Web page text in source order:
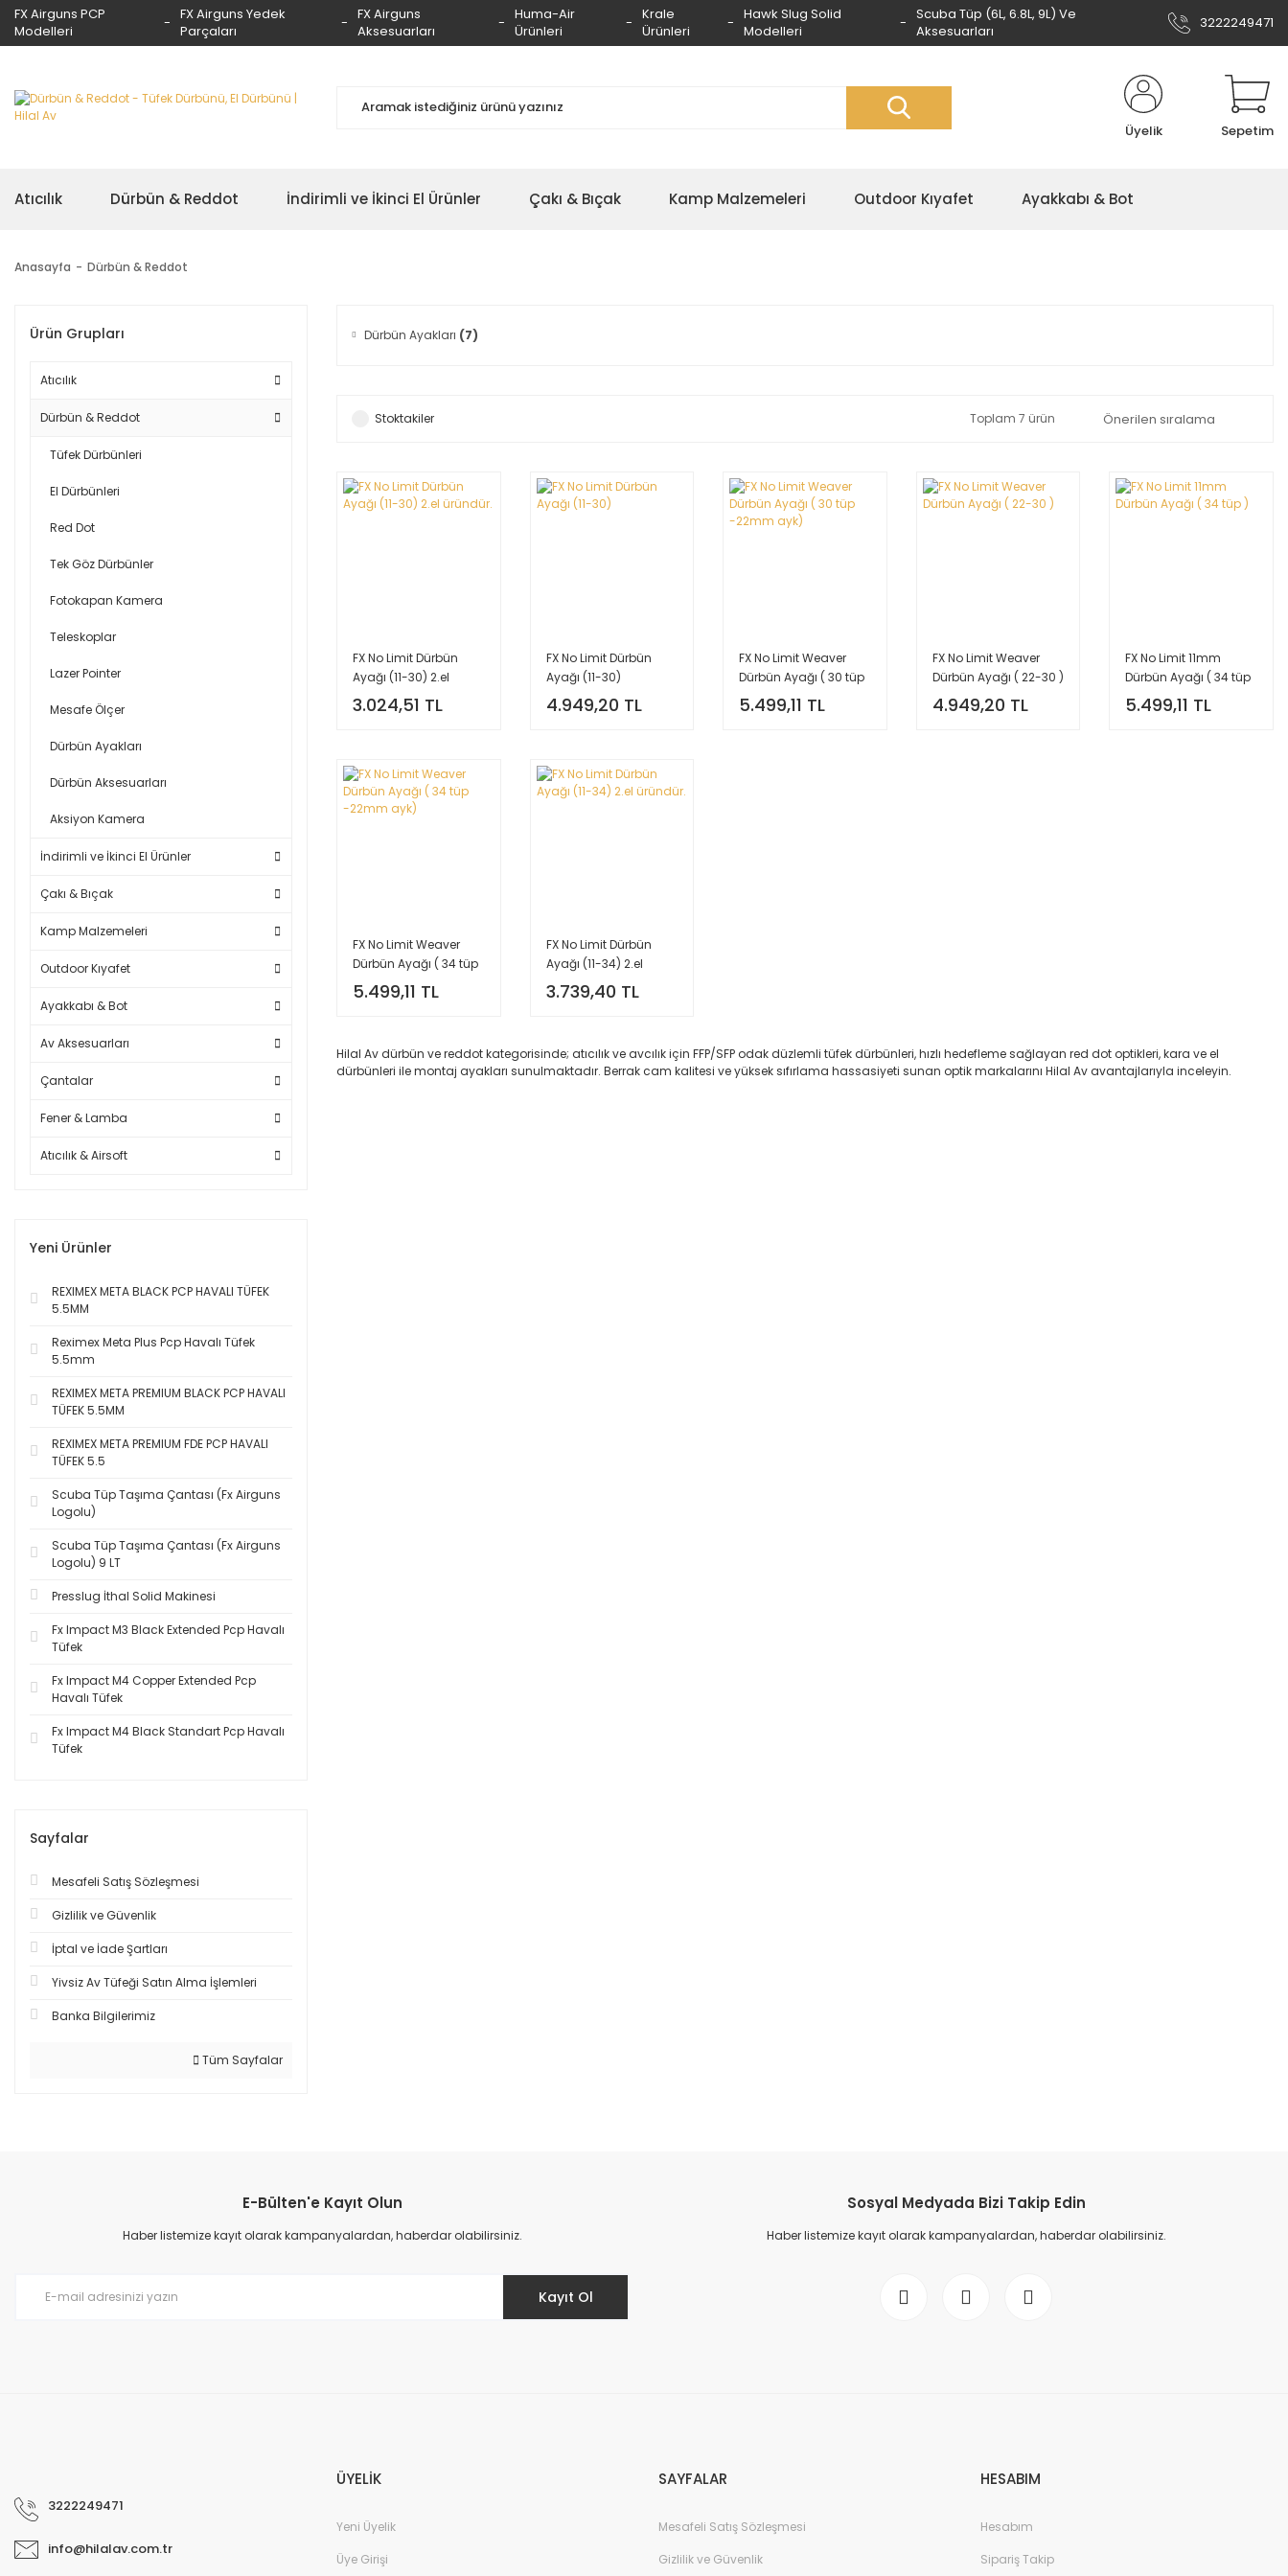
FX Airguns PCP
Modelleri
FX Airguns Yedek
Parçaları
FX Airguns
Aksesuarları
Huma-Air
Ürünleri
Krale
Ürünleri
Hawk Slug Solid
Modelleri
Scuba Tüp (6L, 6.8L, 9L) Ve
Aksesuarları
3222249471
Üyelik Sepetim
Atıcılık Dürbün & Reddot İndirimli ve İkinci El Ürünler Çakı & Bıçak Kamp Malzemeleri Outdoor Kıyafet Ayakkabı & Bot
Anasayfa Dürbün & Reddot
Ürün Grupları
Atıcılık
Dürbün & Reddot
Tüfek Dürbünleri
El Dürbünleri
Red Dot
Tek Göz Dürbünler
Fotokapan Kamera
Teleskoplar
Lazer Pointer
Mesafe Ölçer
Dürbün Ayakları
Dürbün Aksesuarları
Aksiyon Kamera
İndirimli ve İkinci El Ürünler
Çakı & Bıçak
Kamp Malzemeleri
Outdoor Kıyafet
Ayakkabı & Bot
Av Aksesuarları
Çantalar
Fener & Lamba
Atıcılık & Airsoft
Yeni Ürünler
REXIMEX META BLACK PCP HAVALI TÜFEK
5.5MM
Reximex Meta Plus Pcp Havalı Tüfek
5.5mm
REXIMEX META PREMIUM BLACK PCP HAVALI
TÜFEK 5.5MM
REXIMEX META PREMIUM FDE PCP HAVALI
TÜFEK 5.5
Scuba Tüp Taşıma Çantası (Fx Airguns
Logolu)
Scuba Tüp Taşıma Çantası (Fx Airguns
Logolu) 9 LT
Presslug İthal Solid Makinesi
Fx Impact M3 Black Extended Pcp Havalı
Tüfek
Fx Impact M4 Copper Extended Pcp
Havalı Tüfek
Fx Impact M4 Black Standart Pcp Havalı
Tüfek
Sayfalar
Mesafeli Satış Sözleşmesi
Gizlilik ve Güvenlik
İptal ve İade Şartları
Yivsiz Av Tüfeği Satın Alma İşlemleri
Banka Bilgilerimiz
Tüm Sayfalar
Dürbün Ayakları (7)
Stoktakiler Toplam 7 ürün
FX No Limit Dürbün
Ayağı (11-30) 2.el
üründür.
3.024,51 TL
FX No Limit Dürbün
Ayağı (11-30)
4.949,20 TL
FX No Limit Weaver
Dürbün Ayağı ( 30 tüp
-22mm ayk)
5.499,11 TL
FX No Limit Weaver
Dürbün Ayağı ( 22-30 )
4.949,20 TL
FX No Limit 11mm
Dürbün Ayağı ( 34 tüp
)
5.499,11 TL
FX No Limit Weaver
Dürbün Ayağı ( 34 tüp
-22mm ayk)
5.499,11 TL
FX No Limit Dürbün
Ayağı (11-34) 2.el
üründür.
3.739,40 TL
Hilal Av dürbün ve reddot kategorisinde; atıcılık ve avcılık için FFP/SFP odak düzlemli tüfek dürbünleri, hızlı hedefleme sağlayan red dot optikleri, kara ve el
dürbünleri ile montaj ayakları sunulmaktadır. Berrak cam kalitesi ve yüksek sıfırlama hassasiyeti sunan optik markalarını Hilal Av avantajlarıyla inceleyin.
E-Bülten'e Kayıt Olun
Haber listemize kayıt olarak kampanyalardan, haberdar olabilirsiniz.
Kayıt Ol
Sosyal Medyada Bizi Takip Edin
Haber listemize kayıt olarak kampanyalardan, haberdar olabilirsiniz.
3222249471
info@hilalav.com.tr
ÜYELİK
Yeni Üyelik
Üye Girişi
SAYFALAR
Mesafeli Satış Sözleşmesi
Gizlilik ve Güvenlik
HESABIM
Hesabım
Sipariş Takip